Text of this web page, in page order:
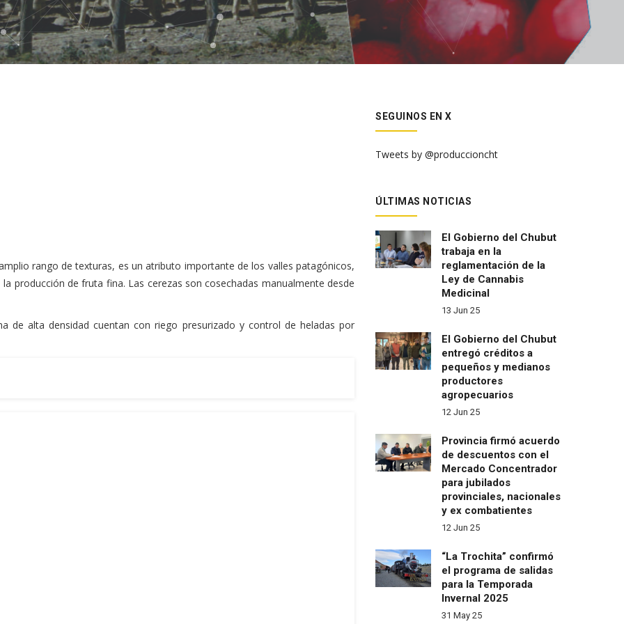
rango de texturas, es un atributo importante de los valles patagónicos,
producción de fruta fina. Las cerezas son cosechadas manualmente desde
de alta densidad cuentan con riego presurizado y control de heladas por
SEGUINOS EN X
Tweets by @produccioncht
ÚLTIMAS NOTICIAS
El Gobierno del Chubut
trabaja en la
reglamentación de la
Ley de Cannabis
Medicinal
13 Jun 25
El Gobierno del Chubut
entregó créditos a
pequeños y medianos
productores
agropecuarios
12 Jun 25
Provincia firmó acuerdo
de descuentos con el
Mercado Concentrador
para jubilados
provinciales, nacionales
y ex combatientes
12 Jun 25
“La Trochita” confirmó
el programa de salidas
para la Temporada
Invernal 2025
31 May 25